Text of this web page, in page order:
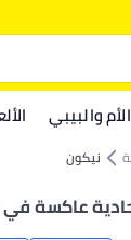
والبيبي
نيكون
عاكسة في